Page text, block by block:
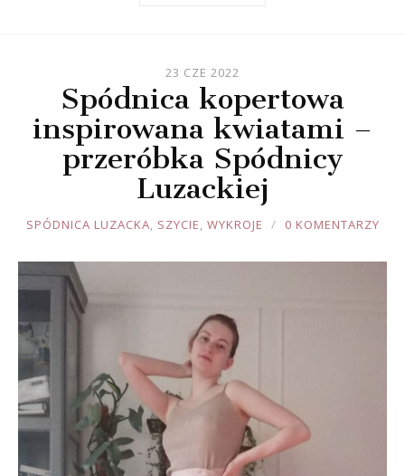
23 CZE 2022
Spódnica kopertowa
inspirowana kwiatami –
przeróbka Spódnicy
Luzackiej
JOULE
SPÓDNICA LUZACKA, SZYCIE, WYKROJE 0 KOMENTARZY